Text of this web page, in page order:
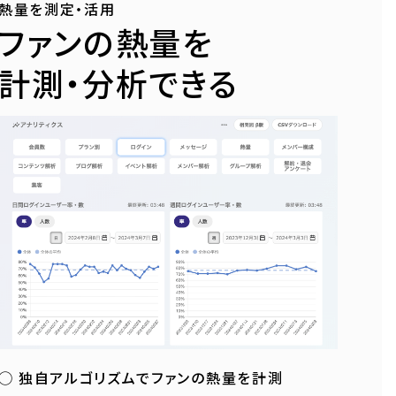
量を測定・活用
ァンの熱量を
測・分析できる
独自アルゴリズムでファンの熱量を計測